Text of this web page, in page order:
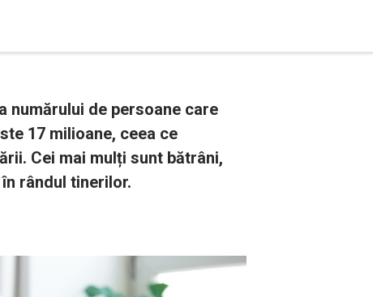
numărului de persoane care
17 milioane, ceea ce
Cei mai mulți sunt bătrâni,
rândul tinerilor.